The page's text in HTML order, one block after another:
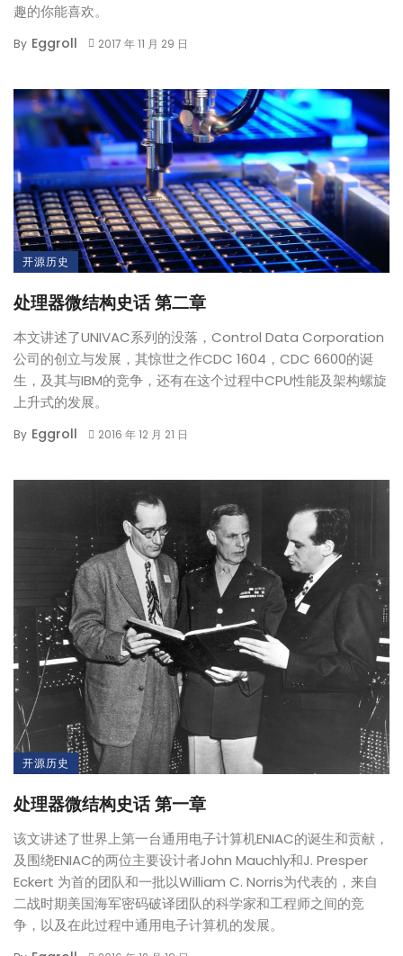
趣的你能喜欢。
By Eggroll 2017 年 11 月 29 日
开源历史
处理器微结构史话 第二章
本文讲述了UNIVAC系列的没落，Control Data Corporation
公司的创立与发展，其惊世之作CDC 1604，CDC 6600的诞
生，及其与IBM的竞争，还有在这个过程中CPU性能及架构螺旋
上升式的发展。
By Eggroll 2016 年 12 月 21 日
开源历史
处理器微结构史话 第一章
该文讲述了世界上第一台通用电子计算机ENIAC的诞生和贡献，
及围绕ENIAC的两位主要设计者John Mauchly和J. Presper
Eckert 为首的团队和一批以William C. Norris为代表的，来自
二战时期美国海军密码破译团队的科学家和工程师之间的竞
争，以及在此过程中通用电子计算机的发展。